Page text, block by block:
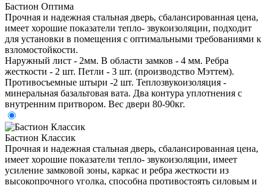
Бастион Оптима
Прочная и надежная стальная дверь, сбалансированная цена,
имеет хорошие показатели тепло- звукоизоляции, подходит
для установки в помещения с оптимальными требованиями к
взломостойкости.
Наружный лист - 2мм. В области замков - 4 мм. Ребра
жесткости - 2 шт. Петли - 3 шт. (производство Мэттем).
Противосъемные штыри -2 шт. Теплозвукоизоляция -
минеральная базальтовая вата. Два контура уплотнения с
внутренним притвором. Вес двери 80-90кг.
Бастион Классик
Прочная и надежная стальная дверь, сбалансированная цена,
имеет хорошие показатели тепло- звукоизоляции, имеет
усиление замковой зоны, каркас и ребра жесткости из
высокопрочного уголка, способна противостоять силовым и